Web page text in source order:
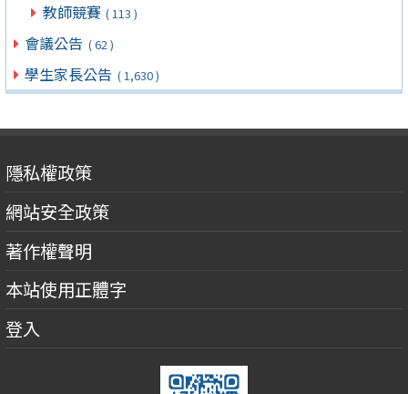
教師競賽 ( 113 )
會議公告 ( 62 )
學生家長公告 ( 1,630 )
隱私權政策
網站安全政策
著作權聲明
本站使用正體字
登入